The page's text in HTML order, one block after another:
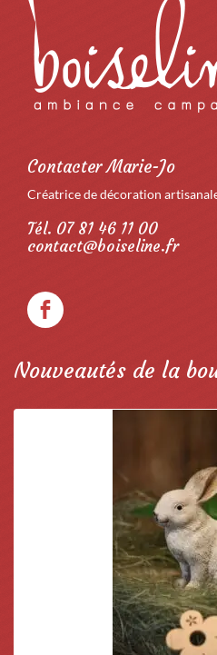
Contacter Marie-Jo
Créatrice de décoration
Tél. 07 81 46 11 00
contact@boiseline.fr
Nouveautés de la